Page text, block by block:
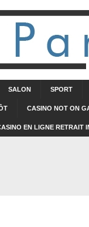
SALON SPORT
CASINO NOT ON
EN LIGNE RETRAIT